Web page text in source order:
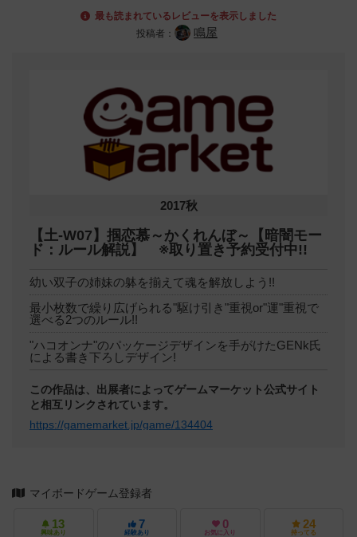
最も読まれているレビューを表示しました
投稿者：
鳴屋
2017秋
【土-W07】掴恋慕～かくれんぼ～【暗闇モー
ド：ルール解説】 ※取り置き予約受付中!!
幼い双子の姉妹の躰を揃えて魂を解放しよう!!
最小枚数で繰り広げられる"駆け引き"重視or"運"重視で
選べる2つのルール!!
"ハコオンナ"のパッケージデザインを手がけたGENk氏
による書き下ろしデザイン!
この作品は、出展者によってゲームマーケット公式サイト
と相互リンクされています。
https://gamemarket.jp/game/134404
マイボードゲーム登録者
13
興味あり
7
経験あり
0
お気に入り
24
持ってる